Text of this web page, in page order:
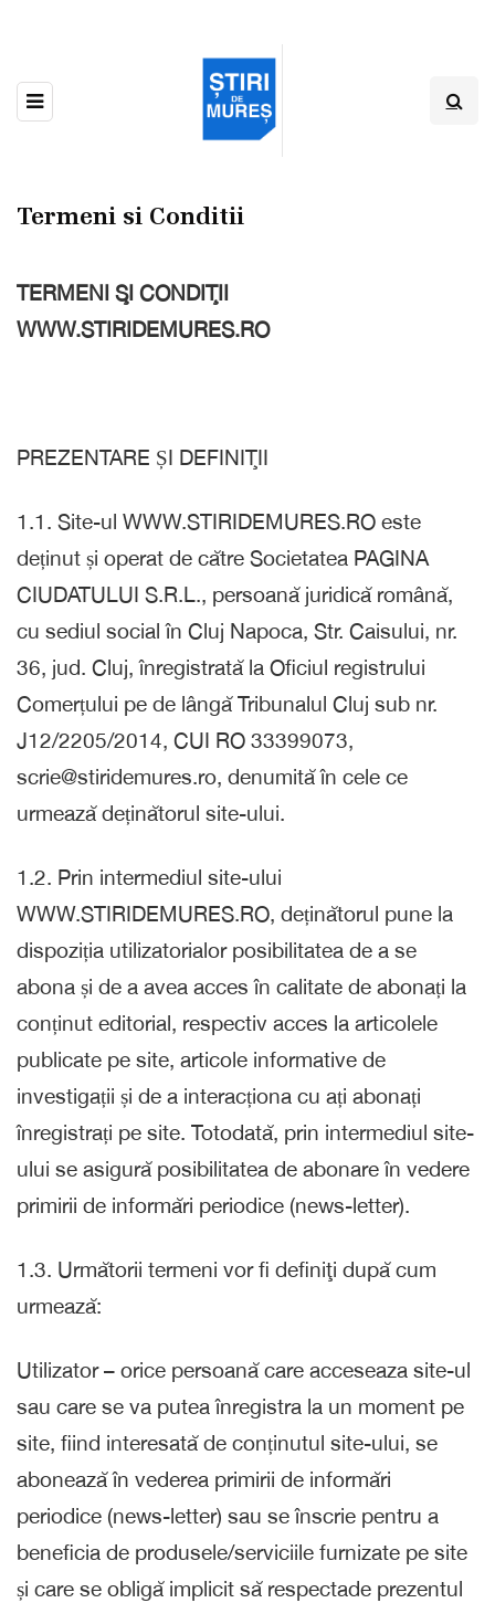
Termeni si Conditii
TERMENI ŞI CONDIŢII
WWW.STIRIDEMURES.RO
PREZENTARE ȘI DEFINIŢII
1.1. Site-ul WWW.STIRIDEMURES.RO este
deținut și operat de către Societatea PAGINA
CIUDATULUI S.R.L., persoană juridică română,
cu sediul social în Cluj Napoca, Str. Caisului, nr.
36, jud. Cluj, înregistrată la Oficiul registrului
Comerțului pe de lângă Tribunalul Cluj sub nr.
J12/2205/2014, CUI RO 33399073,
scrie@stiridemures.ro, denumită în cele ce
urmează deținătorul site-ului.
1.2. Prin intermediul site-ului
WWW.STIRIDEMURES.RO, deținătorul pune la
dispoziția utilizatorialor posibilitatea de a se
abona și de a avea acces în calitate de abonați la
conținut editorial, respectiv acces la articolele
publicate pe site, articole informative de
investigații și de a interacționa cu ați abonați
înregistrați pe site. Totodată, prin intermediul site-
ului se asigură posibilitatea de abonare în vedere
primirii de informări periodice (news-letter).
1.3. Următorii termeni vor fi definiţi după cum
urmează:
Utilizator – orice persoană care acceseaza site-ul
sau care se va putea înregistra la un moment pe
site, fiind interesată de conținutul site-ului, se
abonează în vederea primirii de informări
periodice (news-letter) sau se înscrie pentru a
beneficia de produsele/serviciile furnizate pe site
și care se obligă implicit să respectade prezentul